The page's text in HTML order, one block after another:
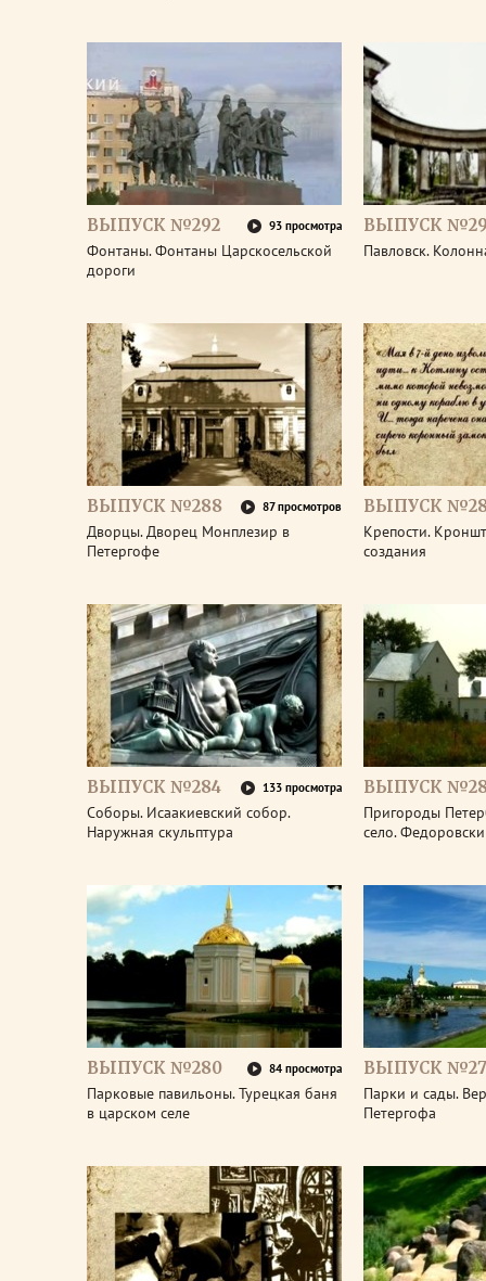
ВЫПУСК №292 93 просмотра
Фонтаны. Фонтаны Царскосельской
дороги
ВЫПУСК
Павловск.
ВЫПУСК №288 87 просмотров
Дворцы. Дворец Монплезир в
Петергофе
ВЫПУСК
Крепости.
создания
ВЫПУСК №284 133 просмотра
Соборы. Исаакиевский собор.
Наружная скульптура
ВЫПУСК
Пригороды
село.
ВЫПУСК №280 84 просмотра
Парковые павильоны. Турецкая баня
в царском селе
ВЫПУСК
Парки и сады.
Петергофа